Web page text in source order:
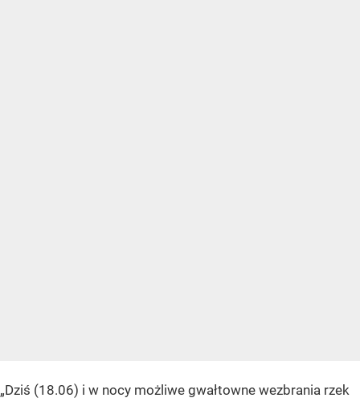
„Dziś (18.06) i w nocy możliwe gwałtowne wezbrania rzek